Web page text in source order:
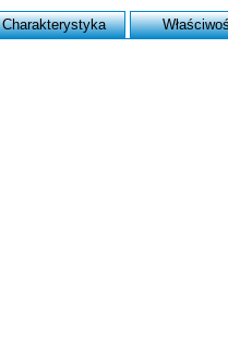
Charakterystyka